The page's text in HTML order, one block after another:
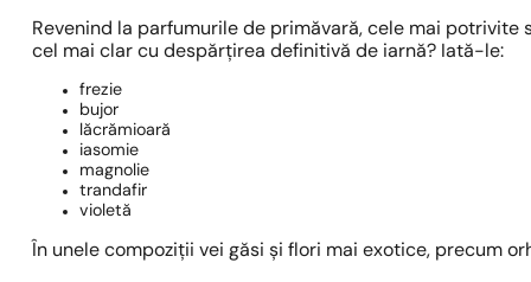
Revenind la parfumurile de primăvară, cele mai
cel mai clar cu despărțirea definitivă de iarnă? Iată-le:
frezie
bujor
lăcrămioară
iasomie
magnolie
trandafir
violetă
În unele compoziții vei găsi și flori mai exotice, precum